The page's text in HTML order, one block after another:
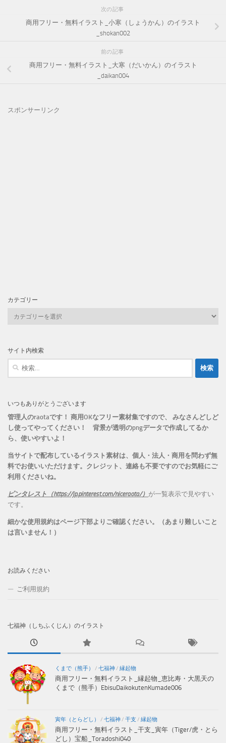
次の記事
商用フリー・無料イラスト_小寒（しょうかん）のイラスト
_shokan002
前の記事
商用フリー・無料イラスト_大寒（だいかん）のイラスト
_daikan004
スポンサーリンク
カテゴリー
ー
サイト内検索
いつもありがとうございます
管理人のraotaです！ 商用OKなフリー素材集ですので、 みなさんどしど
し使ってやってください！ 背景が透明のpngデータで作成してるか
ら、 使いやすいよ！
当サイトで配布しているイラスト素材は、個人・法人・商用を問わず無
料でお使いいただけます。 クレジット、連絡も不要ですのでお気軽にご
利用くださいね。
ピンタレスト（https://jp.pinterest.com/niceraota/） が一覧表示で見やすい
です。
細かな使用規約はページ下部よりご確認ください。（あまり難しいこと
は言いません！）
お読みください
ご利用規約
七福神（しちふくじん）のイラスト
くまで（熊手） / 七福神 / 縁起物
商用フリー・無料イラスト_縁起物_恵比寿・大黒天の
くまで（熊手）EbisuDaikokutenKumade006
寅年（とらどし） / 七福神 / 干支 / 縁起物
商用フリー・無料イラスト_干支_寅年（Tiger/虎・とら
どし）宝船_Toradoshi040